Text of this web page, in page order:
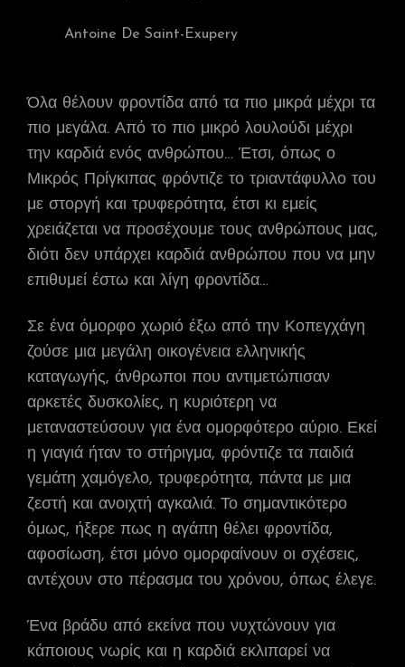
Antoine De Saint-Exupery
Όλα θέλουν φροντίδα από τα πιο μικρά μέχρι τα
πιο μεγάλα. Από το πιο μικρό λουλούδι μέχρι
την καρδιά ενός ανθρώπου… Έτσι, όπως ο
Μικρός Πρίγκιπας φρόντιζε το τριαντάφυλλο του
με στοργή και τρυφερότητα, έτσι κι εμείς
χρειάζεται να προσέχουμε τους ανθρώπους μας,
διότι δεν υπάρχει καρδιά ανθρώπου που να μην
επιθυμεί έστω και λίγη φροντίδα…
Σε ένα όμορφο χωριό έξω από την Κοπεγχάγη
ζούσε μια μεγάλη οικογένεια ελληνικής
καταγωγής, άνθρωποι που αντιμετώπισαν
αρκετές δυσκολίες, η κυριότερη να
μεταναστεύσουν για ένα ομορφότερο αύριο. Εκεί
η γιαγιά ήταν το στήριγμα, φρόντιζε τα παιδιά
γεμάτη χαμόγελο, τρυφερότητα, πάντα με μια
ζεστή και ανοιχτή αγκαλιά. Το σημαντικότερο
όμως, ήξερε πως η αγάπη θέλει φροντίδα,
αφοσίωση, έτσι μόνο ομορφαίνουν οι σχέσεις,
αντέχουν στο πέρασμα του χρόνου, όπως έλεγε.
Ένα βράδυ από εκείνα που νυχτώνουν για
κάποιους νωρίς και η καρδιά εκλιπαρεί να